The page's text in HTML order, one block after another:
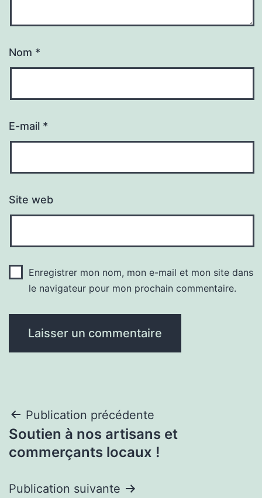
Nom *
E-mail *
Site web
Enregistrer mon nom, mon e-mail et mon site dans
le navigateur pour mon prochain commentaire.
Navigation
de
Publication précédente
Soutien à nos artisans et
commerçants locaux !
Publication suivante